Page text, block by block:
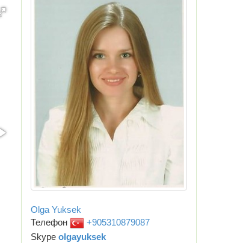
Olga Yuksek
Телефон
+905310879087
Skype olgayuksek